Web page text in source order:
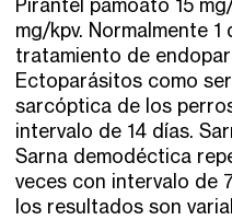
Pirantel pamoato 15
mg/kpv. Normalmente
tratamiento de
Ectoparásitos como
sarcóptica de los
intervalo de 14 días.
Sarna demodéctica
veces con intervalo de
los resultados son